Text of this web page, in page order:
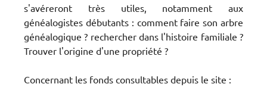
s'avéreront très utiles, notamment aux
généalogistes débutants : comment faire son arbre
généalogique ? rechercher dans l'histoire familiale ?
Trouver l'origine d'une propriété ?
Concernant les fonds consultables depuis le site :